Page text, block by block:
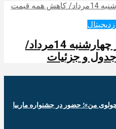
قیمت طلا و سکه امروز چهارشنبه 14مرداد/
و جزئیات